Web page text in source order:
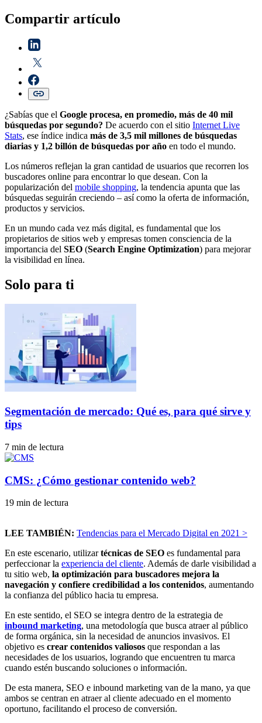
Compartir artículo
¿Sabías que el Google procesa, en promedio, más de 40 mil
búsquedas por segundo? De acuerdo con el sitio Internet Live
Stats, ese índice indica más de 3,5 mil millones de búsquedas
diarias y 1,2 billón de búsquedas por año en todo el mundo.
Los números reflejan la gran cantidad de usuarios que recorren los
buscadores online para encontrar lo que desean. Con la
popularización del mobile shopping, la tendencia apunta que las
búsquedas seguirán creciendo – así como la oferta de información,
productos y servicios.
En un mundo cada vez más digital, es fundamental que los
propietarios de sitios web y empresas tomen consciencia de la
importancia del SEO (Search Engine Optimization) para mejorar
la visibilidad en línea.
Solo para ti
Segmentación de mercado: Qué es, para qué sirve y
tips
7 min de lectura
CMS: ¿Cómo gestionar contenido web?
19 min de lectura
LEE TAMBIÉN: Tendencias para el Mercado Digital en 2021 >
En este escenario, utilizartécnicas de SEO es fundamental para
perfeccionar la experiencia del cliente. Además de darle visibilidad a
tu sitio web, la optimización para buscadores mejora la
navegación y confiere credibilidad a los contenidos, aumentando
la confianza del público hacia tu empresa.
En este sentido, el SEO se integra dentro de la estrategia de
inbound marketing, una metodología que busca atraer al público
de forma orgánica, sin la necesidad de anuncios invasivos. El
objetivo es crear contenidos valiosos que respondan a las
necesidades de los usuarios, logrando que encuentren tu marca
cuando estén buscando soluciones o información.
De esta manera, SEO e inbound marketing van de la mano, ya que
ambos se centran en atraer al cliente adecuado en el momento
oportuno, facilitando el proceso de conversión.